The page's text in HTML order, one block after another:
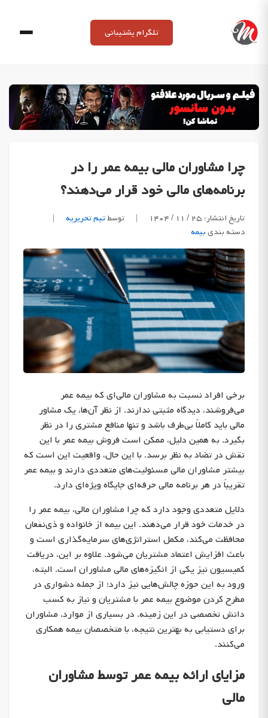
content
تلگرام پشتیبانی
چرا مشاوران مالی بیمه عمر را در
برنامه‌های مالی خود قرار می‌دهند؟
تاریخ انتشار: ۲۵ / ۱۱ / ۱۴۰۴ | توسطتیم تحریریه
|
دسته بندیبیمه
برخی افراد نسبت به مشاوران مالی‌ای که بیمه عمر
می‌فروشند، دیدگاه مثبتی ندارند. از نظر آن‌ها، یک مشاور
مالی باید کاملاً بی‌طرف باشد و تنها منافع مشتری را در نظر
بگیرد. به همین دلیل، ممکن است فروش بیمه عمر با این
نقش در تضاد به نظر برسد. با این حال، واقعیت این است که
بیشتر مشاوران مالی مسئولیت‌های متعددی دارند و بیمه عمر
تقریباً در هر برنامه مالی حرفه‌ای جایگاه ویژه‌ای دارد.
دلایل متعددی وجود دارد که چرا مشاوران مالی، بیمه عمر را
در خدمات خود قرار می‌دهند. این بیمه از خانواده و ذی‌نفعان
محافظت می‌کند، مکمل استراتژی‌های سرمایه‌گذاری است و
باعث افزایش اعتماد مشتریان می‌شود. علاوه بر این، دریافت
کمیسیون نیز یکی از انگیزه‌های مالی مشاوران است. البته،
ورود به این حوزه چالش‌هایی نیز دارد؛ از جمله دشواری در
مطرح کردن موضوع بیمه عمر با مشتریان و نیاز به کسب
دانش تخصصی در این زمینه. در بسیاری از موارد، مشاوران
برای دستیابی به بهترین نتیجه، با متخصصان بیمه همکاری
می‌کنند.
مزایای ارائه بیمه عمر توسط مشاوران
مالی